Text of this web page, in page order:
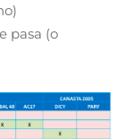
pasa (o